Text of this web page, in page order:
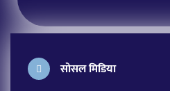
सोसल मिडिया